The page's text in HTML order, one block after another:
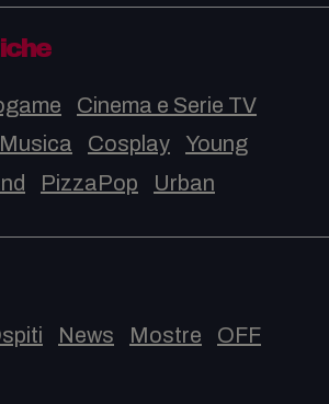
Cinema e Serie TV
Musica Cosplay
Young
PizzaPop Urban
News Mostre
OFF